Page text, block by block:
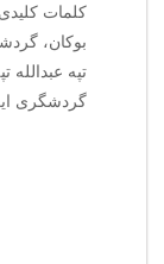
کلمات
بوکان،
تپه عبدالله
گردشگری